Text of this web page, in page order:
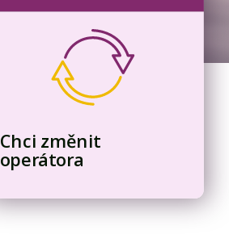
Chci změnit
operátora